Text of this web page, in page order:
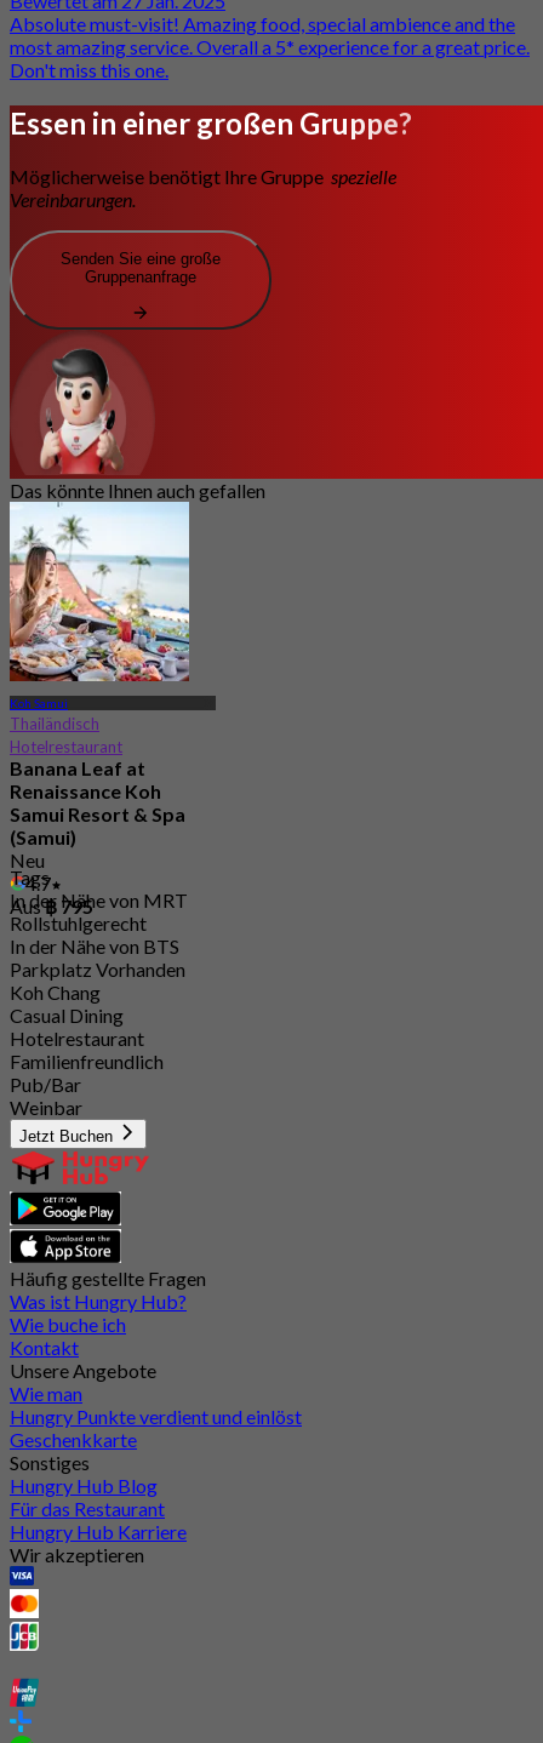
Absolute must-visit! Amazing food, special ambience and the
most amazing service. Overall a 5* experience for a great price.
Don't miss this one.
Essen in einer großen Gruppe?
Möglicherweise benötigt Ihre Gruppe spezielle
Vereinbarungen.
Senden Sie eine große
Gruppenanfrage
Das könnte Ihnen auch gefallen
Koh Samui
Thailändisch
Hotelrestaurant
Banana Leaf at
Renaissance Koh
Samui Resort & Spa
(Samui)
Neu
4.7
Aus฿ 795
Tags
In der Nähe von MRT
Rollstuhlgerecht
In der Nähe von BTS
Parkplatz Vorhanden
Koh Chang
Casual Dining
Hotelrestaurant
Familienfreundlich
Pub/Bar
Weinbar
Jetzt Buchen
Häufig gestellte Fragen
Was ist Hungry Hub?
Wie buche ich
Kontakt
Unsere Angebote
Wie man
Hungry Punkte verdient und einlöst
Geschenkkarte
Sonstiges
Hungry Hub Blog
Für das Restaurant
Hungry Hub Karriere
Wir akzeptieren